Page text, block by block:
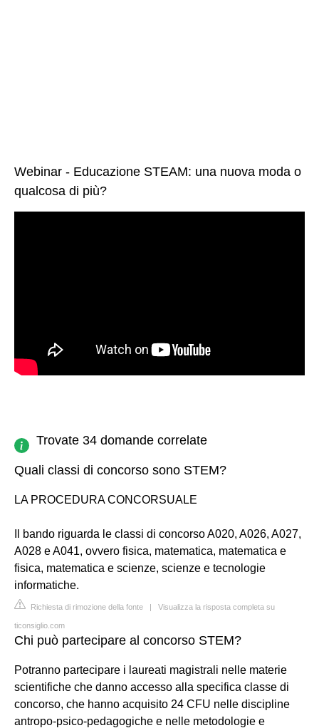
Webinar - Educazione STEAM: una nuova moda o
qualcosa di più?
Trovate 34 domande correlate
Quali classi di concorso sono STEM?
LA PROCEDURA CONCORSUALE
Il bando riguarda le classi di concorso A020, A026, A027,
A028 e A041, ovvero fisica, matematica, matematica e
fisica, matematica e scienze, scienze e tecnologie
informatiche.
Richiesta di rimozione della fonte | Visualizza la risposta completa su
ticonsiglio.com
Chi può partecipare al concorso STEM?
Potranno partecipare i laureati magistrali nelle materie
scientifiche che danno accesso alla specifica classe di
concorso, che hanno acquisito 24 CFU nelle discipline
antropo-psico-pedagogiche e nelle metodologie e